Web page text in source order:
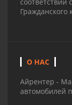
Гражданского
О НАС
Айрентер -
автомобилей